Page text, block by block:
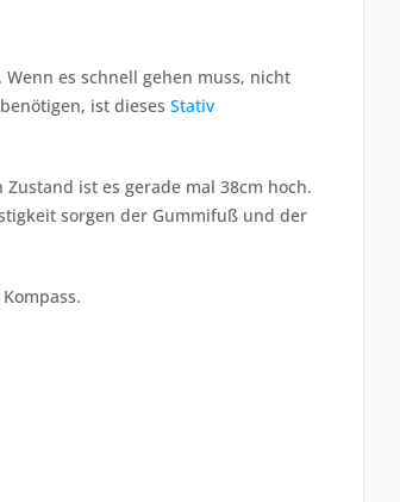
es schnell gehen muss, nicht
ist dieses Stativ
ist es gerade mal 38cm hoch.
sorgen der Gummifuß und der